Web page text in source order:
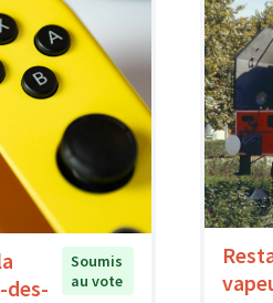
des-
Soumis
au vote